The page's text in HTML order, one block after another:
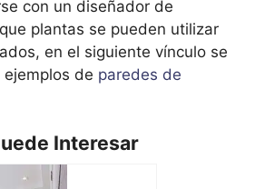
con un diseñador de
plantas se pueden utilizar
en el siguiente vínculo se
de paredes de
Interesar